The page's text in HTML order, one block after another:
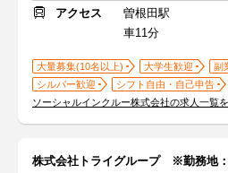
アクセス
曽根田駅
車11分
大量募集(10名以上) 大学生歓迎
副
シルバー歓迎
シフト自由・自己申告
ソーシャルインクルー株式会社の求人一覧
株式会社トライグループ ※勤務地